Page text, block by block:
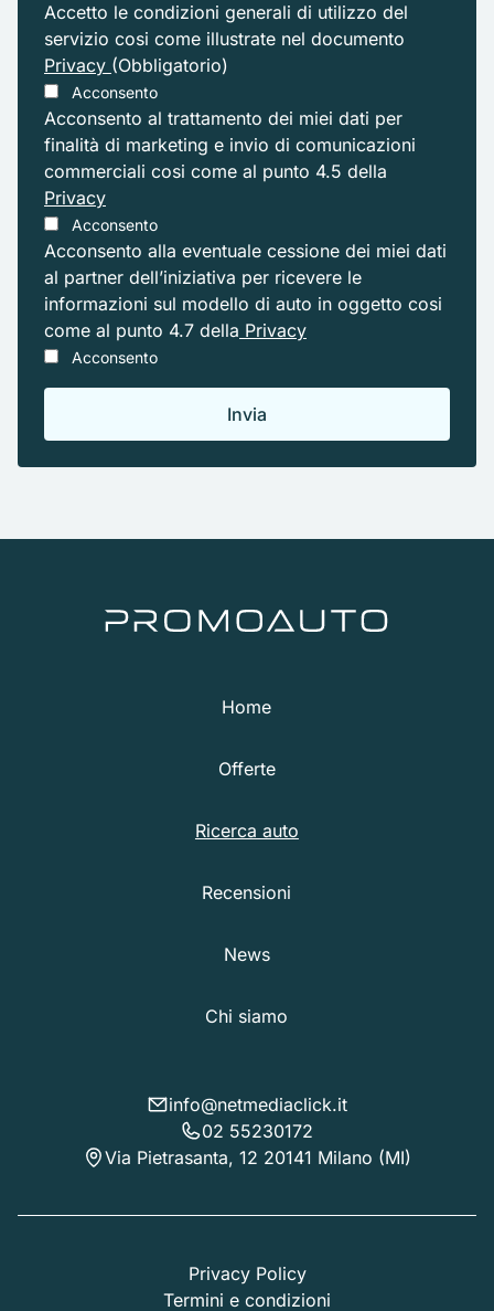
Accetto le condizioni generali di utilizzo del
servizio cosi come illustrate nel documento
Privacy (Obbligatorio)
Acconsento
Acconsento al trattamento dei miei dati per
finalità di marketing e invio di comunicazioni
commerciali cosi come al punto 4.5 della
Privacy
Acconsento
Acconsento alla eventuale cessione dei miei dati
al partner dell’iniziativa per ricevere le
informazioni sul modello di auto in oggetto cosi
come al punto 4.7 della Privacy
Acconsento
Home
Offerte
Ricerca auto
Recensioni
News
Chi siamo
info@netmediaclick.it
02 55230172
Via Pietrasanta, 12 20141 Milano (MI)
Privacy Policy
Termini e condizioni